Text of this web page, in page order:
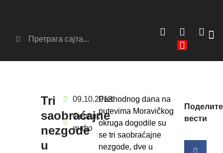
Tri
saobraćajne
nezgode
u
09.10.2013.
Сервис
инфо
Prethodnog dana na
putevima Moravičkog
okruga dogodile su
se tri saobraćajne
nezgode, dve u
Поделите
вести